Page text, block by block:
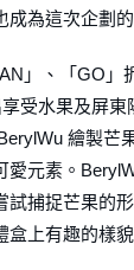
為這次企劃
」、「GO」
受水果及屏東
繪製芒
愛元素。
試捕捉芒果的
盒上有趣的樣貌